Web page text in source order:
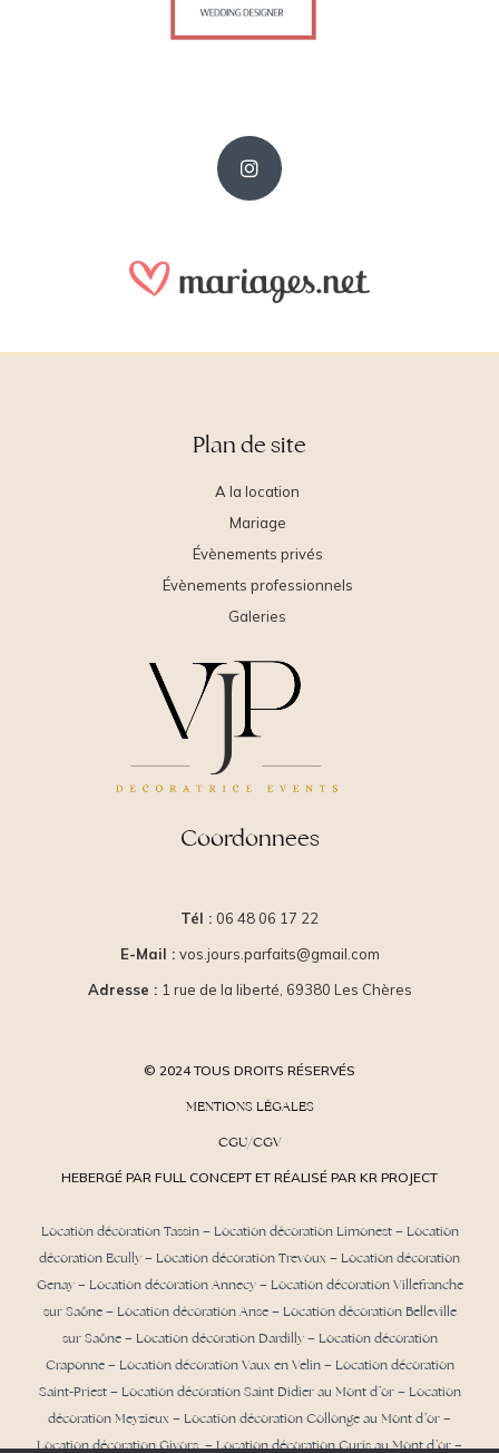
Plan de site
A la location
Mariage
Évènements privés
Évènements professionnels
Galeries
Coordonnees
Tél : 06 48 06 17 22
E-Mail : vos.jours.parfaits@gmail.com
Adresse : 1 rue de la liberté, 69380 Les Chères
© 2024 TOUS DROITS RÉSERVÉS
MENTIONS LÉGALES
CGU/CGV
HEBERGÉ PAR FULL CONCEPT ET RÉALISÉ PAR KR PROJECT
Location décoration Tassin– Location décoration Limonest– Location
décoration Ecully– Location décoration Trevoux– Location décoration
Genay– Location décoration Annecy– Location décoration Villefranche
sur Saône– Location décoration Anse– Location décoration Belleville
sur Saône – Location décoration Dardilly – Location décoration
Craponne– Location décoration Vaux en Velin – Location décoration
Saint-Priest – Location décoration Saint Didier au Mont d’or– Location
décoration Meyzieux – Location décoration Collonge au Mont d’or–
Location décoration Givors – Location décoration Curis au Mont d’or –